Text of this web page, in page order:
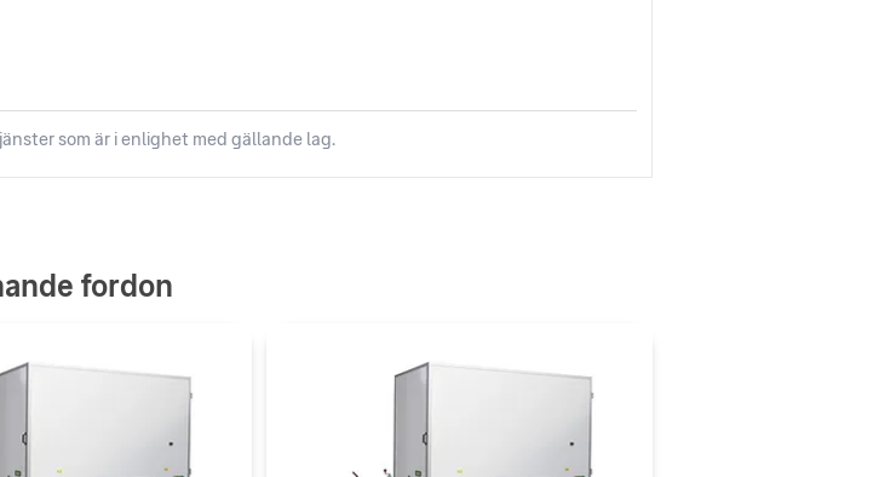
som är i enlighet med gällande lag.
fordon